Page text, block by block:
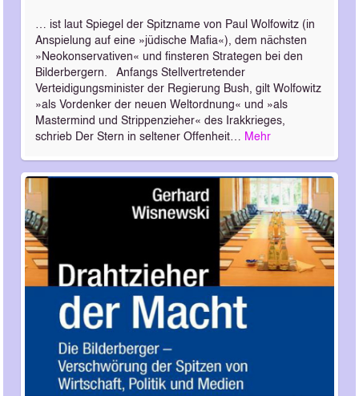
… ist laut Spiegel der Spitzname von Paul Wolfowitz (in
Anspielung auf eine »jüdische Mafia«), dem nächsten
»Neokonservativen« und finsteren Strategen bei den
Bilderbergern. Anfangs Stellvertretender
Verteidigungsminister der Regierung Bush, gilt Wolfowitz
»als Vordenker der neuen Weltordnung« und »als
Mastermind und Strippenzieher« des Irakkrieges,
schrieb Der Stern in seltener Offenheit… Mehr